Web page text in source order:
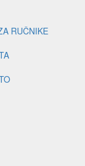
RUČNIKE